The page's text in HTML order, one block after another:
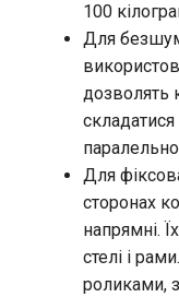
100
Для
дозволять
паралельно
Для
сторонах
напрямні.
стелі і
роликами,